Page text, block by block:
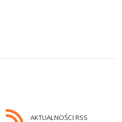
AKTUALNOŚCI RSS